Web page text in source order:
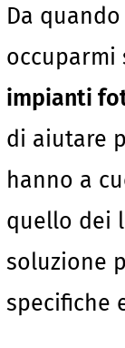
Da
occuparmi
impianti
di aiutare
hanno a
quello dei
soluzione
specifiche